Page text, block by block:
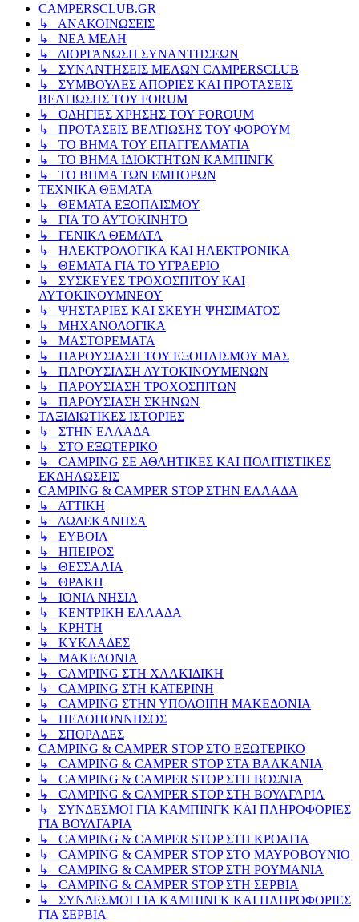
CAMPERSCLUB.GR
↳ ΑΝΑΚΟΙΝΩΣΕΙΣ
↳ ΝΕΑ ΜΕΛΗ
↳ ΔΙΟΡΓΑΝΩΣΗ ΣΥΝΑΝΤΗΣΕΩΝ
↳ ΣΥΝΑΝΤΗΣΕΙΣ ΜΕΛΩΝ CAMPERSCLUB
↳ ΣΥΜΒΟΥΛΕΣ ΑΠΟΡΙΕΣ ΚΑΙ ΠΡΟΤΑΣΕΙΣ
ΒΕΛΤΙΩΣΗΣ ΤΟΥ FORUM
↳ ΟΔΗΓΙΕΣ ΧΡΗΣΗΣ ΤΟΥ FOROUM
↳ ΠΡΟΤΑΣΕΙΣ ΒΕΛΤΙΩΣΗΣ ΤΟΥ ΦΟΡΟΥΜ
↳ ΤΟ ΒΗΜΑ ΤΟΥ ΕΠΑΓΓΕΛΜΑΤΙΑ
↳ ΤΟ ΒΗΜΑ ΙΔΙΟΚΤΗΤΩΝ ΚΑΜΠΙΝΓΚ
↳ ΤΟ ΒΗΜΑ ΤΩΝ ΕΜΠΟΡΩΝ
ΤΕΧΝΙΚΑ ΘΕΜΑΤΑ
↳ ΘΕΜΑΤΑ ΕΞΟΠΛΙΣΜΟΥ
↳ ΓΙΑ ΤΟ ΑΥΤΟΚΙΝΗΤΟ
↳ ΓΕΝΙΚΑ ΘΕΜΑΤΑ
↳ ΗΛΕΚΤΡΟΛΟΓΙΚΑ ΚΑΙ ΗΛΕΚΤΡΟΝΙΚΑ
↳ ΘΕΜΑΤΑ ΓΙΑ ΤΟ ΥΓΡΑΕΡΙΟ
↳ ΣΥΣΚΕΥΕΣ ΤΡΟΧΟΣΠΙΤΟΥ ΚΑΙ
ΑΥΤΟΚΙΝΟΥΜΝΕΟΥ
↳ ΨΗΣΤΑΡΙΕΣ ΚΑΙ ΣΚΕΥΗ ΨΗΣΙΜΑΤΟΣ
↳ ΜΗΧΑΝΟΛΟΓΙΚΑ
↳ ΜΑΣΤΟΡΕΜΑΤΑ
↳ ΠΑΡΟΥΣΙΑΣΗ ΤΟΥ ΕΞΟΠΛΙΣΜΟΥ ΜΑΣ
↳ ΠΑΡΟΥΣΙΑΣΗ ΑΥΤΟΚΙΝΟΥΜΕΝΩΝ
↳ ΠΑΡΟΥΣΙΑΣΗ ΤΡΟΧΟΣΠΙΤΩΝ
↳ ΠΑΡΟΥΣΙΑΣΗ ΣΚΗΝΩΝ
ΤΑΞΙΔΙΩΤΙΚΕΣ ΙΣΤΟΡΙΕΣ
↳ ΣΤΗΝ ΕΛΛΑΔΑ
↳ ΣΤΟ ΕΞΩΤΕΡΙΚΟ
↳ CAMPING ΣΕ ΑΘΛΗΤΙΚΕΣ ΚΑΙ ΠΟΛΙΤΙΣΤΙΚΕΣ
ΕΚΔΗΛΩΣΕΙΣ
CAMPING & CAMPER STOP ΣΤΗN ΕΛΛΑΔΑ
↳ ΑΤΤΙΚΗ
↳ ΔΩΔΕΚΑΝΗΣΑ
↳ ΕΥΒΟΙΑ
↳ ΗΠΕΙΡΟΣ
↳ ΘΕΣΣΑΛΙΑ
↳ ΘΡΑΚΗ
↳ ΙΟΝΙΑ ΝΗΣΙΑ
↳ ΚΕΝΤΡΙΚΗ ΕΛΛΑΔΑ
↳ ΚΡΗΤΗ
↳ ΚΥΚΛΑΔΕΣ
↳ ΜΑΚΕΔΟΝΙΑ
↳ CAMPING ΣΤΗ ΧΑΛΚΙΔΙΚΗ
↳ CAMPING ΣΤΗ ΚΑΤΕΡΙΝΗ
↳ CAMPING ΣΤΗΝ ΥΠΟΛΟΙΠΗ ΜΑΚΕΔΟΝΙΑ
↳ ΠΕΛΟΠΟΝΝΗΣΟΣ
↳ ΣΠΟΡΑΔΕΣ
CAMPING & CAMPER STOP ΣΤΟ ΕΞΩΤΕΡΙΚΟ
↳ CAMPING & CAMPER STOP ΣΤΑ ΒΑΛΚΑΝΙΑ
↳ CAMPING & CAMPER STOP ΣΤΗ ΒΟΣΝΙΑ
↳ CAMPING & CAMPER STOP ΣΤΗ ΒΟΥΛΓΑΡΙΑ
↳ ΣΥΝΔΕΣΜΟΙ ΓΙΑ ΚΑΜΠΙΝΓΚ ΚΑΙ ΠΛΗΡΟΦΟΡΙΕΣ
ΓΙΑ ΒΟΥΛΓΑΡΙΑ
↳ CAMPING & CAMPER STOP ΣΤΗ ΚΡΟΑΤΙΑ
↳ CAMPING & CAMPER STOP ΣΤΟ ΜΑΥΡΟΒΟΥΝΙΟ
↳ CAMPING & CAMPER STOP ΣΤΗ ΡΟΥΜΑΝΙΑ
↳ CAMPING & CAMPER STOP ΣΤΗ ΣΕΡΒΙΑ
↳ ΣΥΝΔΕΣΜΟΙ ΓΙΑ ΚΑΜΠΙΝΓΚ ΚΑΙ ΠΛΗΡΟΦΟΡΙΕΣ
ΓΙΑ ΣΕΡΒΙΑ